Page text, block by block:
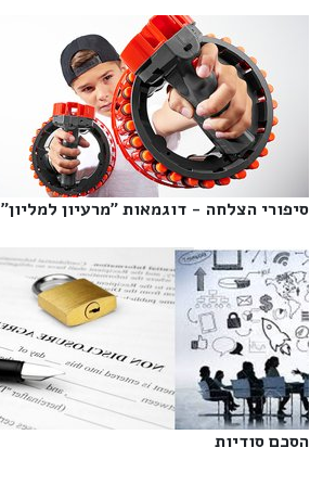
סיפורי הצלחה - דוגמאות "מרעיון למליון"‎
הסכם סודיות‎